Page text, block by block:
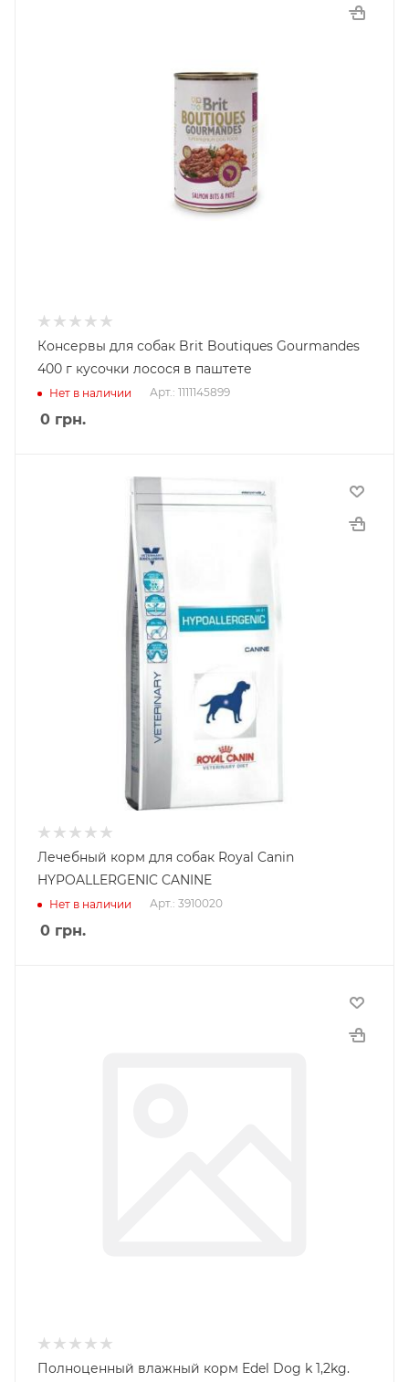
Консервы для собак Brit Boutiques Gourmandes
400 г кусочки лосося в паштете
Нет в наличии Арт.: 1111145899
0 грн.
Лечебный корм для собак Royal Canin
HYPOALLERGENIC CANINE
Нет в наличии Арт.: 3910020
0 грн.
Полноценный влажный корм Edel Dog k 1,2kg.